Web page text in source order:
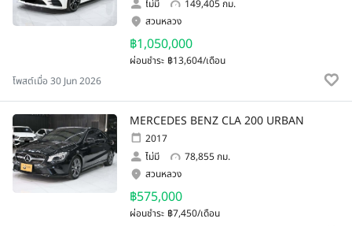
ไม่มี
149,405 กม.
฿1,050,000
ผ่อนชำระ ฿13,604/เดือน
สวนหลวง
โพสต์เมื่อ 30 Jun 2026
MERCEDES BENZ CLA 200 URBAN
2017
ไม่มี
78,855 กม.
฿575,000
ผ่อนชำระ ฿7,450/เดือน
สวนหลวง